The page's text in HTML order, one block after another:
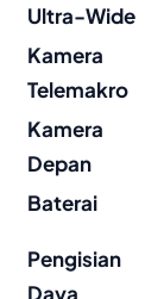
Ultra-Wide
Kamera
Telemakro
Kamera
Depan
Baterai
Pengisian
Daya